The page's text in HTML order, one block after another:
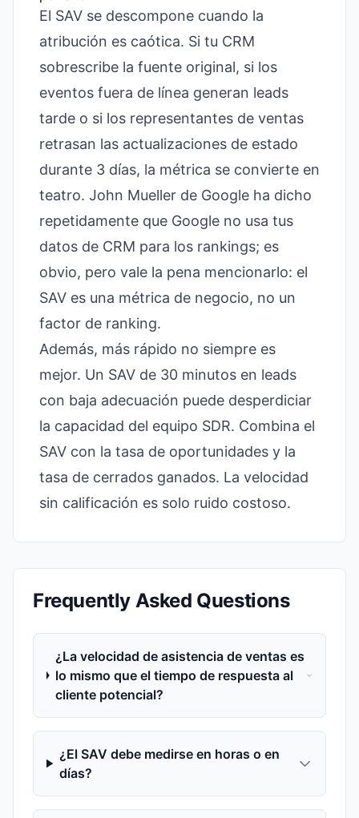
El SAV se descompone cuando la
atribución es caótica. Si tu CRM
sobrescribe la fuente original, si los
eventos fuera de línea generan leads
tarde o si los representantes de ventas
retrasan las actualizaciones de estado
durante 3 días, la métrica se convierte en
teatro. John Mueller de Google ha dicho
repetidamente que Google no usa tus
datos de CRM para los rankings; es
obvio, pero vale la pena mencionarlo: el
SAV es una métrica de negocio, no un
factor de ranking.
Además, más rápido no siempre es
mejor. Un SAV de 30 minutos en leads
con baja adecuación puede desperdiciar
la capacidad del equipo SDR. Combina el
SAV con la tasa de oportunidades y la
tasa de cerrados ganados. La velocidad
sin calificación es solo ruido costoso.
Frequently Asked Questions
¿La velocidad de asistencia de ventas es
lo mismo que el tiempo de respuesta al
cliente potencial?
¿El SAV debe medirse en horas o en
días?